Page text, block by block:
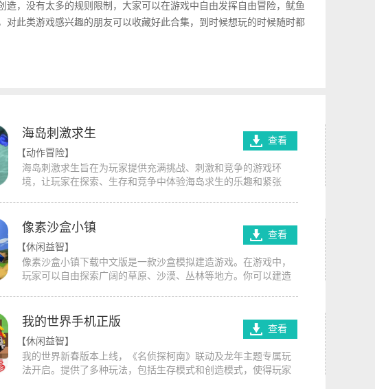
造，没有太多的规则限制，大家可以在游戏中自由发挥自由冒险，鱿鱼
对此类游戏感兴趣的朋友可以收藏好此合集，到时候想玩的时候随时都
海岛刺激求生
【动作冒险】
查看
海岛刺激求生旨在为玩家提供充满挑战、刺激和竞争的游戏环
境，让玩家在探索、生存和竞争中体验海岛求生的乐趣和紧张
岛上寻找食物、水源、建造住所，并应对各种自然环境和生物威
像素沙盒小镇
【休闲益智】
查看
像素沙盒小镇下载中文版是一款沙盒模拟建造游戏。在游戏中，
玩家可以自由探索广阔的草原、沙漠、丛林等地方。你可以建造
并结交新朋友。此外，在像素沙盒小镇中，玩家可以制作各种越
野车辆和飞行器，驾驶它们在沙盒世界中自由冒险。喜欢沙盒游
戏的玩家不要错过这款游戏。
我的世界手机正版
【休闲益智】
查看
我的世界新春版本上线，《名侦探柯南》联动及龙年主题专属玩
法开启。提供了多种玩法，包括生存模式和创造模式，使得玩家